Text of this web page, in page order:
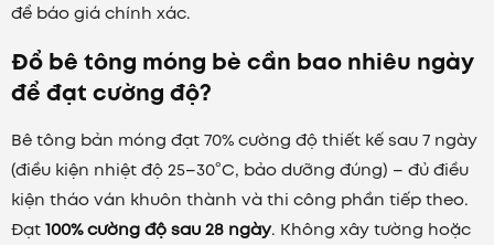
để báo giá chính xác.
Đổ bê tông móng bè cần bao nhiêu ngày
để đạt cường độ?
Bê tông bản móng đạt 70% cường độ thiết kế sau 7 ngày
(điều kiện nhiệt độ 25–30°C, bảo dưỡng đúng) – đủ điều
kiện tháo ván khuôn thành và thi công phần tiếp theo.
Đạt100% cường độ sau 28 ngày. Không xây tường hoặc